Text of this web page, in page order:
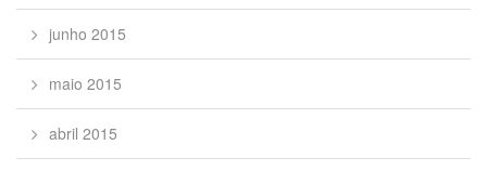
junho 2015
maio 2015
abril 2015